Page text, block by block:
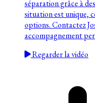
séparation grâce à
situation est unique,
options. Contactez
accompagnement
Regarder la vidéo